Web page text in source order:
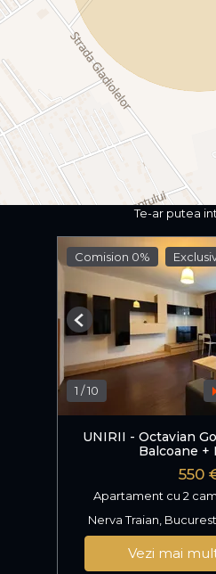
Te-ar putea
Comision 0%
1 /10
Previous
UNIRII - Octavian
Balcoane +
550
Apartament cu 2
Nerva Traian,
Vezi mai